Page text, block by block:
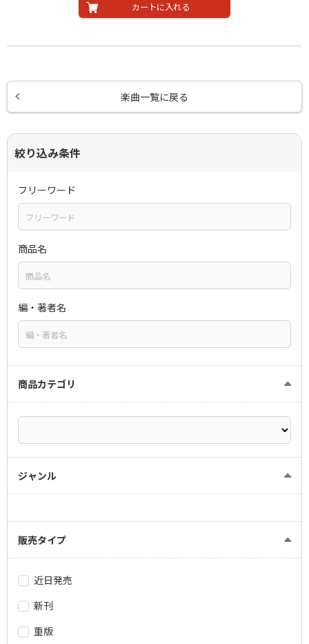
カートに入れる
楽曲一覧に戻る
絞り込み条件
フリーワード
商品名
編・著者名
商品カテゴリ
ジャンル
販売タイプ
近日発売
新刊
重版